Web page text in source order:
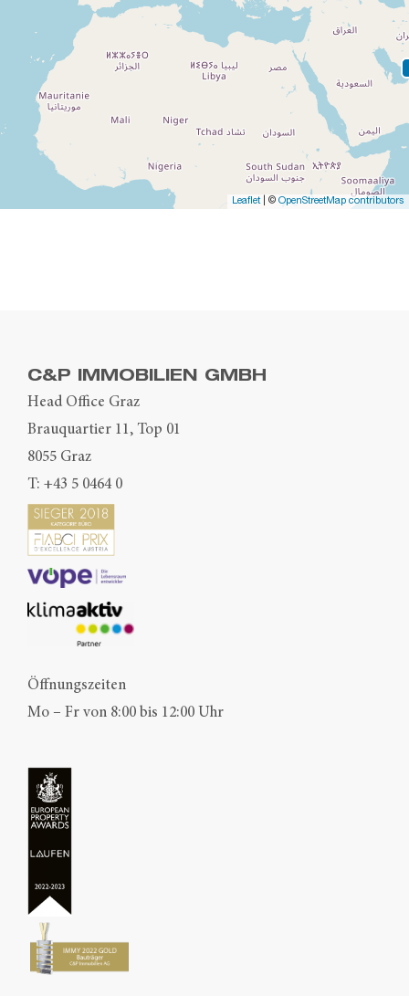
Leaflet| © OpenStreetMap contributors
C&P IMMOBILIEN GMBH
Head Office Graz
Brauquartier 11, Top 01
8055 Graz
T: +43 5 0464 0
Öffnungszeiten
Mo – Fr von 8:00 bis 12:00 Uhr